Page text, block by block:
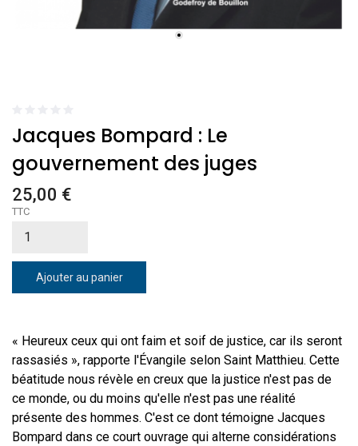
Jacques Bompard : Le
gouvernement des juges
25,00 €
TTC
Ajouter au panier
« Heureux ceux qui ont faim et soif de justice, car ils seront
rassasiés », rapporte l'Évangile selon Saint Matthieu. Cette
béatitude nous révèle en creux que la justice n'est pas de
ce monde, ou du moins qu'elle n'est pas une réalité
présente des hommes. C'est ce dont témoigne Jacques
Bompard dans ce court ouvrage qui alterne considérations